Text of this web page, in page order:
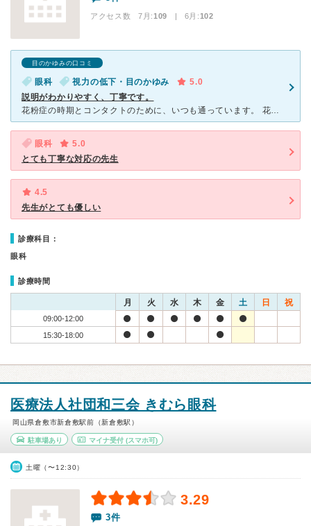
アクセス数 7月:109 | 6月:102
目のかゆみの口コミ
眼科 視力の低下・目のかゆみ
5.0
説明がわかりやすく、丁寧です。
花粉症の時期とコンタクトのために、いつも通っています。 花粉の時期になると目の裏が荒れ、コンタクトが入りづらくなるのでお世話になっています。 患者さんの立場にたって、一番良い方法を提案していただけ
眼科
5.0
とても丁寧な対応の先生
4.5
先生がとても優しい
診療科目：
眼科
診療時間
月 火 水 木 金 土 日 祝
09:00-12:00
15:30-18:00
医療法人社団和三会 きむら眼科
岡山県倉敷市新倉敷駅前（新倉敷駅）
駐車場あり マイナ受付(スマホ可)
土曜（〜12:30）
3.29
3件